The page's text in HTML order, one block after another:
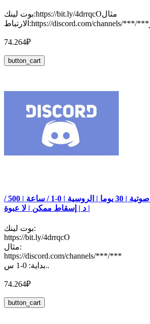
بوت لينك:https://bit.ly/4drrqcOمثال
74.264₽
button_cart
أعضاء الخلاف | قناة صوتية | 30 يوما | الروسية | 0-1 / ساعة | 500 /
د | إسقاط ممكن | لا عبوة |
بوت لينك:
https://bit.ly/4drrqcO
مثال:
https://discord.com/channels/***/***
بداية: 0-1 س..
74.264₽
button_cart